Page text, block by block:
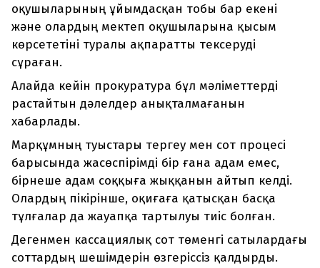
оқушыларының ұйымдасқан тобы бар екені
және олардың мектеп оқушыларына қысым
көрсететіні туралы ақпаратты тексеруді
сұраған.
Алайда кейін прокуратура бұл мәліметтерді
растайтын дәлелдер анықталмағанын
хабарлады.
Марқұмның туыстары тергеу мен сот процесі
барысында жасөспірімді бір ғана адам емес,
бірнеше адам соққыға жыққанын айтып келді.
Олардың пікірінше, оқиғаға қатысқан басқа
тұлғалар да жауапқа тартылуы тиіс болған.
Дегенмен кассациялық сот төменгі сатылардағы
соттардың шешімдерін өзгеріссіз қалдырды.